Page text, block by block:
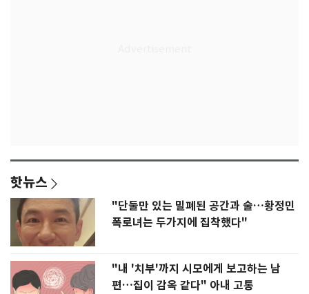
핫뉴스
"단둘만 있는 밀폐된 공간과 술…황정민
폭로녀는 두가지에 집착했다"
"내 '치부'까지 시모에게 보고하는 남
편…집이 감옥 같다" 아내 고통